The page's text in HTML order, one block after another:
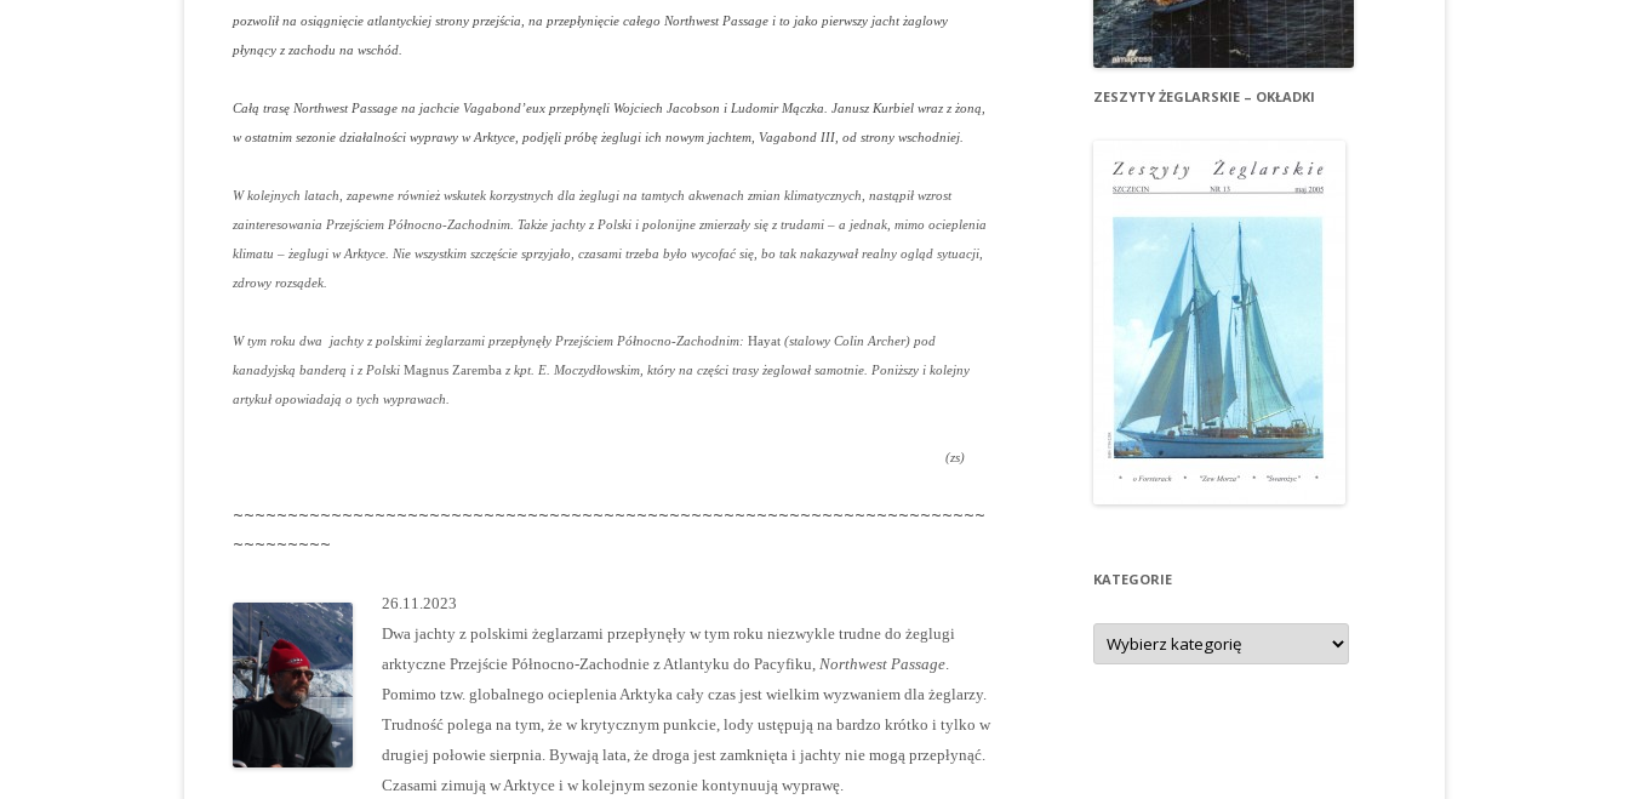
pozwolił na osiągnięcie atlantyckiej strony przejścia, na przepłynięcie całego Northwest Passage i to jako pierwszy jacht żaglowy
płynący z zachodu na wschód.
Całą trasę Northwest Passage na jachcie Vagabond’eux przepłynęli Wojciech Jacobson i Ludomir Mączka. Janusz Kurbiel wraz z żoną,
w ostatnim sezonie działalności wyprawy w Arktyce, podjęli próbę żeglugi ich nowym jachtem, Vagabond III, od strony wschodniej.
W kolejnych latach, zapewne również wskutek korzystnych dla żeglugi na tamtych akwenach zmian klimatycznych, nastąpił wzrost
zainteresowania Przejściem Północno-Zachodnim. Także jachty z Polski i polonijne zmierzały się z trudami – a jednak, mimo ocieplenia
klimatu – żeglugi w Arktyce. Nie wszystkim szczęście sprzyjało, czasami trzeba było wycofać się, bo tak nakazywał realny ogląd sytuacji,
zdrowy rozsądek.
W tym roku dwa jachty z polskimi żeglarzami przepłynęły Przejściem Północno-Zachodnim: Hayat (stalowy Colin Archer) pod
kanadyjską banderą i z Polski Magnus Zaremba z kpt. E. Moczydłowskim, który na części trasy żeglował samotnie. Poniższy i kolejny
artykuł opowiadają o tych wyprawach.
(zs)
~~~~~~~~~~~~~~~~~~~~~~~~~~~~~~~~~~~~~~~~~~~~~~~~~~~~~~~~~~~~~~~~~~~~~
~~~~~~~~~
26.11.2023
Dwa jachty z polskimi żeglarzami przepłynęły w tym roku niezwykle trudne do żeglugi
arktyczne Przejście Północno-Zachodnie z Atlantyku do Pacyfiku, Northwest Passage.
Pomimo tzw. globalnego ocieplenia Arktyka cały czas jest wielkim wyzwaniem dla żeglarzy.
Trudność polega na tym, że w krytycznym punkcie, lody ustępują na bardzo krótko i tylko w
drugiej połowie sierpnia. Bywają lata, że droga jest zamknięta i jachty nie mogą przepłynąć.
Czasami zimują w Arktyce i w kolejnym sezonie kontynuują wyprawę.
ZESZYTY ŻEGLARSKIE – OKŁADKI
KATEGORIE
Kategorie